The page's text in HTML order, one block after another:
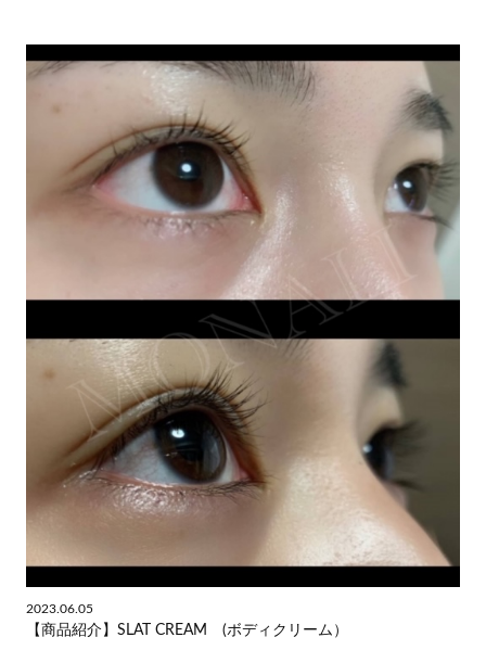
2023.06.05
【商品紹介】SLAT CREAM (ボディクリーム）